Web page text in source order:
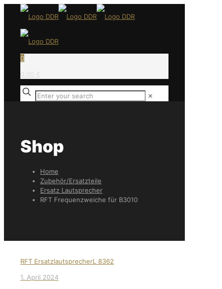
0
0,00 €
✕
Shop
Home
Zubehör/Ersatzteile
Ersatz Lautsprecher
RFT Frequenzweiche für B3010
RFT ErsatzlautsprecherL 8362
1. April 2024